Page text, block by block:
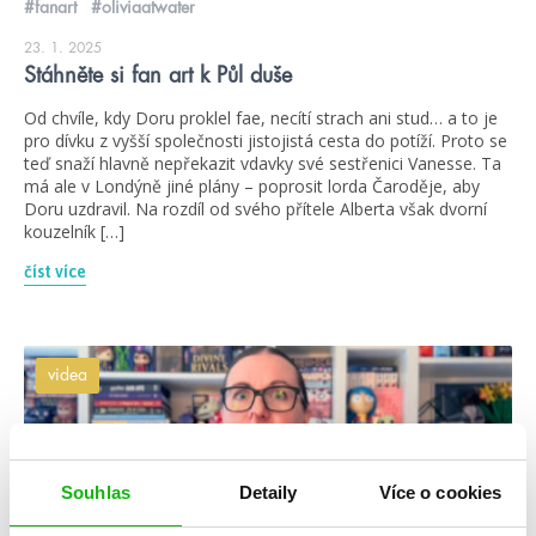
Souhlas Detaily Více o cookies
#fanart #oliviaatwater
23. 1. 2025
Stáhněte si fan art k Půl duše
Od chvíle, kdy Doru proklel fae, necítí strach ani stud… a to je
pro dívku z vyšší společnosti jistojistá cesta do potíží. Proto se
teď snaží hlavně nepřekazit vdavky své sestřenici Vanesse. Ta
má ale v Londýně jiné plány – poprosit lorda Čaroděje, aby
Doru uzdravil. Na rozdíl od svého přítele Alberta však dvorní
kouzelník […]
číst více
videa